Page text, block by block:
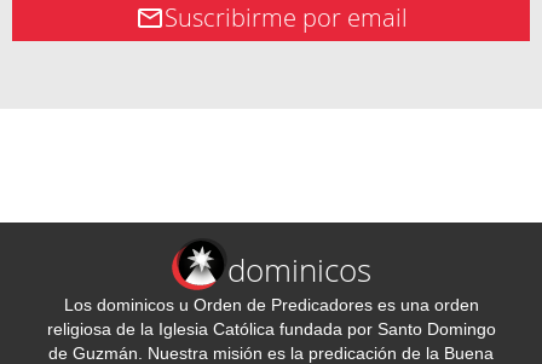
Suscribirme por email
dominicos
Los dominicos u Orden de Predicadores es una orden
religiosa de la Iglesia Católica fundada por Santo Domingo
de Guzmán. Nuestra misión es la predicación de la Buena